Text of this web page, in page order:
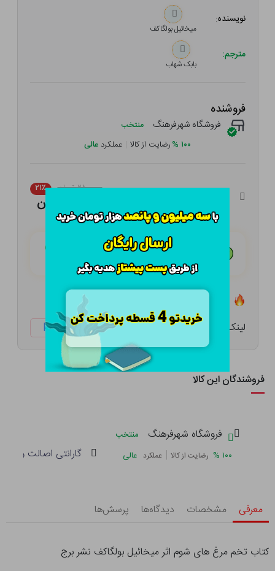
نویسنده:
میخائیل بولگاکف
مترجم:
بابک شهاب
فروشنده
فروشگاه شهرفرهنگ منتخب
۱۰۰ %رضایت از کالا | عملکرد عالی
۲۸۰,۰۰۰ تومان ۲۱٪
هـر قسط با تــرب‌پــی:
۴ قسط مــاهـانـه؛ بـدون سـود، چـک و ضـامـن
لینک کوتاه: ketabtala.com/sbp-26366
فروشندگان این کالا
فروشگاه شهرفرهنگ
منتخب
۱۰۰ % رضایت از کالا | عملکرد عالی گارانتی اصالت و
معرفی مشخصات دیدگاه‌ها پرسش‌ها
کتاب تخم مرغ های شوم اثر میخائیل بولگاکف نشر برج